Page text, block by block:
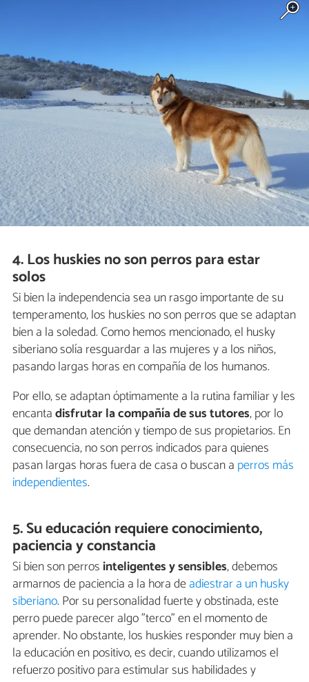
4. Los huskies no son perros para estar
solos
Si bien la independencia sea un rasgo importante de su
temperamento, los huskies no son perros que se adaptan
bien a la soledad. Como hemos mencionado, el husky
siberiano solía resguardar a las mujeres y a los niños,
pasando largas horas en compañía de los humanos.
Por ello, se adaptan óptimamente a la rutina familiar y les
encantadisfrutar la compañía de sus tutores, por lo
que demandan atención y tiempo de sus propietarios. En
consecuencia, no son perros indicados para quienes
pasan largas horas fuera de casa o buscan a perros más
independientes.
5. Su educación requiere conocimiento,
paciencia y constancia
Si bien son perros inteligentes y sensibles, debemos
armarnos de paciencia a la hora deadiestrar a un husky
siberiano. Por su personalidad fuerte y obstinada, este
perro puede parecer algo "terco" en el momento de
aprender. No obstante, los huskies responder muy bien a
la educación en positivo, es decir, cuando utilizamos el
refuerzo positivo para estimular sus habilidades y